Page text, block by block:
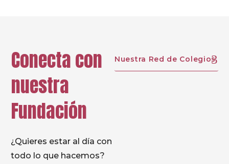
Conecta con
nuestra
Fundación
¿Quieres estar al día con
todo lo que hacemos?
Nuestra Red de Colegios